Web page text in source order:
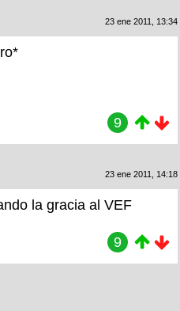
23 ene 2011, 13:34
9
23 ene 2011, 14:18
la gracia al VEF
9